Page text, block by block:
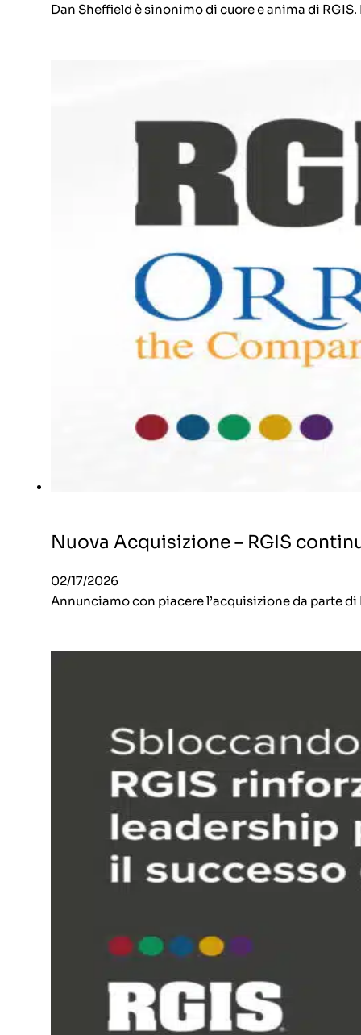
Dan Sheffield è sinonimo di cuore e anima di
Nuova Acquisizione – RGIS
02/17/2026
Annunciamo con piacere l’acquisizione da parte